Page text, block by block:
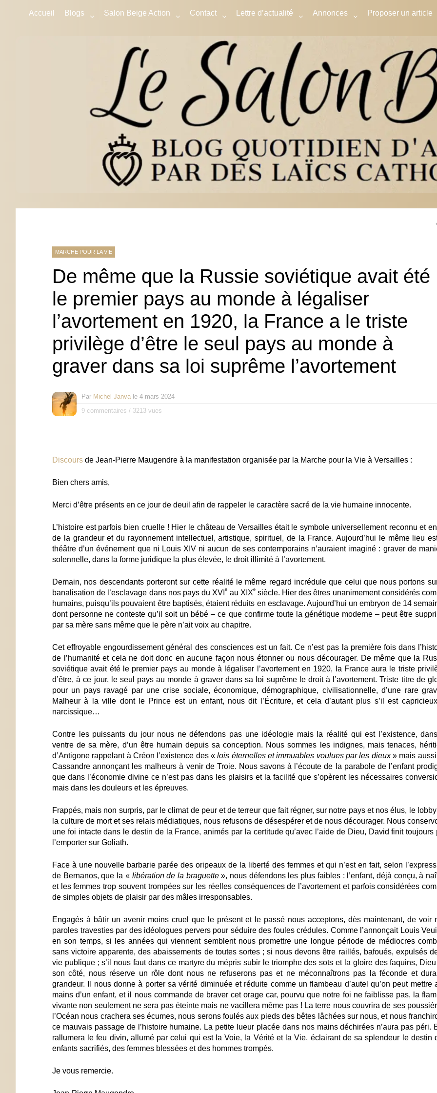
Accueil Blogs Salon Beige Action Contact Lettre d’actualité Annonces Proposer un article
MARCHE POUR LA VIE
De même que la Russie soviétique avait été
le premier pays au monde à légaliser
l’avortement en 1920, la France a le triste
privilège d’être le seul pays au monde à
graver dans sa loi suprême l’avortement
Par Michel Janva le 4 mars 2024
9 commentaires / 3213 vues
Discours de Jean-Pierre Maugendre à la manifestation organisée par la Marche pour la Vie à Versailles :
Bien chers amis,
Merci d’être présents en ce jour de deuil afin de rappeler le caractère sacré de la vie humaine innocente.
L’histoire est parfois bien cruelle ! Hier le château de Versailles était le symbole universellement reconnu et
de la grandeur et du rayonnement intellectuel, artistique, spirituel, de la France. Aujourd’hui le même lieu
théâtre d’un événement que ni Louis XIV ni aucun de ses contemporains n’auraient imaginé : graver de
solennelle, dans la forme juridique la plus élevée, le droit illimité à l’avortement.
Demain, nos descendants porteront sur cette réalité le même regard incrédule que celui que nous portons
banalisation de l’esclavage dans nos pays du XVIe au XIXesiècle. Hier des êtres unanimement considérés
humains, puisqu’ils pouvaient être baptisés, étaient réduits en esclavage. Aujourd’hui un embryon de 14
dont personne ne conteste qu’il soit un bébé – ce que confirme toute la génétique moderne – peut être
par sa mère sans même que le père n’ait voix au chapitre.
Cet effroyable engourdissement général des consciences est un fait. Ce n’est pas la première fois dans
de l’humanité et cela ne doit donc en aucune façon nous étonner ou nous décourager. De même que la
soviétique avait été le premier pays au monde à légaliser l’avortement en 1920, la France aura le triste
d’être, à ce jour, le seul pays au monde à graver dans sa loi suprême le droit à l’avortement. Triste titre de
pour un pays ravagé par une crise sociale, économique, démographique, civilisationnelle, d’une rare
Malheur à la ville dont le Prince est un enfant, nous dit l’Écriture, et cela d’autant plus s’il est
narcissique…
Contre les puissants du jour nous ne défendons pas une idéologie mais la réalité qui est l’existence,
ventre de sa mère, d’un être humain depuis sa conception. Nous sommes les indignes, mais tenaces,
d’Antigone rappelant à Créon l’existence des «lois éternelles et immuables voulues par les dieux» mais
Cassandre annonçant les malheurs à venir de Troie. Nous savons à l’écoute de la parabole de l’enfant
que dans l’économie divine ce n’est pas dans les plaisirs et la facilité que s’opèrent les nécessaires
mais dans les douleurs et les épreuves.
Frappés, mais non surpris, par le climat de peur et de terreur que fait régner, sur notre pays et nos élus, le
la culture de mort et ses relais médiatiques, nous refusons de désespérer et de nous décourager. Nous
une foi intacte dans le destin de la France, animés par la certitude qu’avec l’aide de Dieu, David finit toujours
l’emporter sur Goliath.
Face à une nouvelle barbarie parée des oripeaux de la liberté des femmes et qui n’est en fait, selon
de Bernanos, que la « libération de la braguette», nous défendons les plus faibles : l’enfant, déjà conçu, à
et les femmes trop souvent trompées sur les réelles conséquences de l’avortement et parfois considérées
de simples objets de plaisir par des mâles irresponsables.
Engagés à bâtir un avenir moins cruel que le présent et le passé nous acceptons, dès maintenant, de voir
paroles travesties par des idéologues pervers pour séduire des foules crédules. Comme l’annonçait Louis
en son temps, si les années qui viennent semblent nous promettre une longue période de médiocres
sans victoire apparente, des abaissements de toutes sortes ; si nous devons être raillés, bafoués, expulsés
vie publique ; s’il nous faut dans ce martyre du mépris subir le triomphe des sots et la gloire des faquins,
son côté, nous réserve un rôle dont nous ne refuserons pas et ne méconnaîtrons pas la féconde et
grandeur. Il nous donne à porter sa vérité diminuée et réduite comme un flambeau d’autel qu’on peut mettre
mains d’un enfant, et il nous commande de braver cet orage car, pourvu que notre foi ne faiblisse pas, la
vivante non seulement ne sera pas éteinte mais ne vacillera même pas ! La terre nous couvrira de ses
l’Océan nous crachera ses écumes, nous serons foulés aux pieds des bêtes lâchées sur nous, et nous
ce mauvais passage de l’histoire humaine. La petite lueur placée dans nos mains déchirées n’aura pas péri.
rallumera le feu divin, allumé par celui qui est la Voie, la Vérité et la Vie, éclairant de sa splendeur le destin
enfants sacrifiés, des femmes blessées et des hommes trompés.
Je vous remercie.